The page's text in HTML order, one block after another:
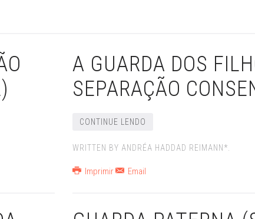
A GUARDA DOS
SEPARAÇÃO
CONTINUE LENDO
WRITTEN BY ANDRÉA HADDAD REIMANN*.
Imprimir Email